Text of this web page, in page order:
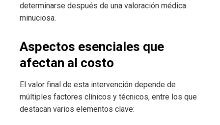
determinarse después de una valoración médica
minuciosa.
Aspectos esenciales que
afectan al costo
El valor final de esta intervención depende de
múltiples factores clínicos y técnicos, entre los que
destacan varios elementos clave: